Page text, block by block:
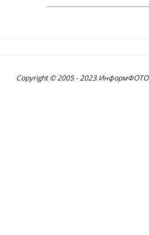
Copyright © 2005 - 2023 ИнформФОТО